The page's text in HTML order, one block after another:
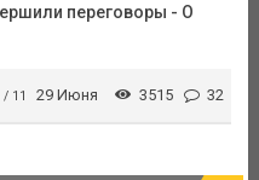
переговоры - O
/ 11 29 Июня 3515 32